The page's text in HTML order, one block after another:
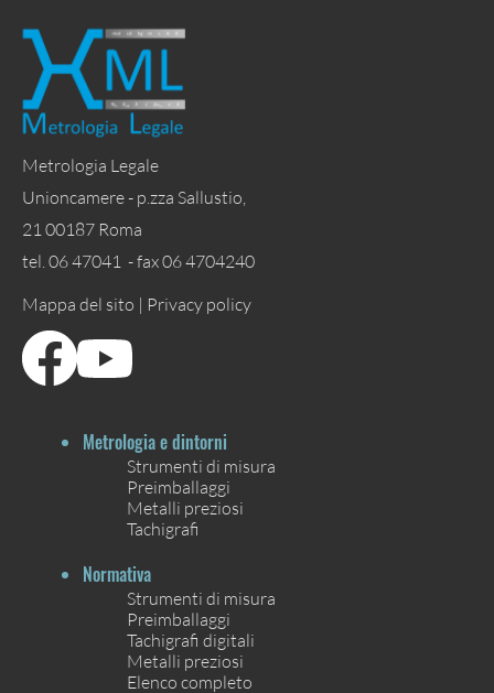
Metrologia Legale
Unioncamere - p.zza Sallustio,
21 00187 Roma
tel. 06 47041 - fax 06 4704240
Mappa del sito | Privacy policy
Metrologia e dintorni
Strumenti di misura
Preimballaggi
Metalli preziosi
Tachigrafi
Normativa
Strumenti di misura
Preimballaggi
Tachigrafi digitali
Metalli preziosi
Elenco completo